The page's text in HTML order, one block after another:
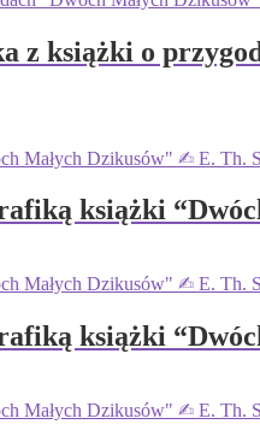
książki o
książki
książki